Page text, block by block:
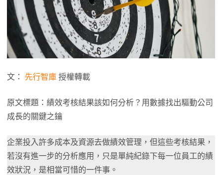
文： 先行智庫 授權轉載
原文標題：績效考核結果該如何分析？用數據找出驅動公司
成長的關鍵之鑰
企業投入許多成本及資源去做績效管理，但這些考核結果，
若沒有進一步的分析應用，只是單純紀錄下每一位員工的績
效狀況，是相當可惜的一件事。